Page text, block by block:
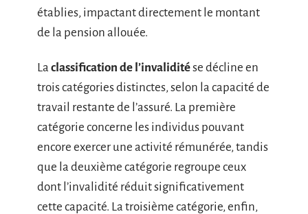
établies, impactant directement le montant
de la pension allouée.
La classification de l’invaliditése décline en
trois catégories distinctes, selon la capacité de
travail restante de l’assuré. La première
catégorie concerne les individus pouvant
encore exercer une activité rémunérée, tandis
que la deuxième catégorie regroupe ceux
dont l’invalidité réduit significativement
cette capacité. La troisième catégorie, enfin,